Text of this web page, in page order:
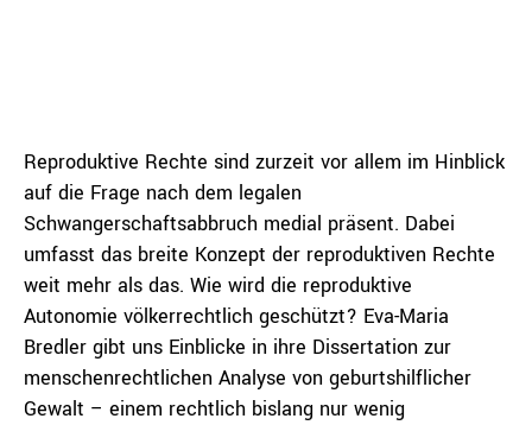
Reproduktive Rechte sind zurzeit vor allem im Hinblick
auf die Frage nach dem legalen
Schwangerschaftsabbruch medial präsent. Dabei
umfasst das breite Konzept der reproduktiven Rechte
weit mehr als das. Wie wird die reproduktive
Autonomie völkerrechtlich geschützt? Eva-Maria
Bredler gibt uns Einblicke in ihre Dissertation zur
menschenrechtlichen Analyse von geburtshilflicher
Gewalt – einem rechtlich bislang nur wenig